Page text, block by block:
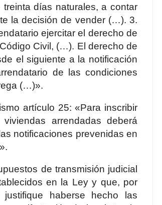
días naturales, a contar
la decisión de vender (…). 3.
ejercitar el derecho de
Civil, (…). El derecho de
el siguiente a la notificación
de las condiciones
(…)».
artículo 25: «Para inscribir
arrendadas deberá
notificaciones prevenidas en
de transmisión judicial
en la Ley y que, por
haberse hecho las